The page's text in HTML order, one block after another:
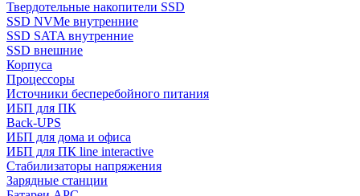
Твердотельные накопители SSD
SSD NVMe внутренние
SSD SATA внутренние
SSD внешние
Корпуса
Процессоры
Источники бесперебойного питания
ИБП для ПК
Back-UPS
ИБП для дома и офиса
ИБП для ПК linе interactive
Стабилизаторы напряжения
Зарядные станции